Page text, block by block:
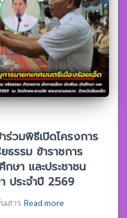
ร่วมพิธีเปิดโครงการ
รรม ข้าราชการ
ษา และประชาชน
ประจำปี 2569
เสาร Read more